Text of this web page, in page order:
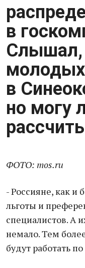
в
Слышал,
молодых
в
но могу
ФОТО: mos.ru
- Россияне, как и
льготы и
специалистов. А
немало. Тем
будут работать